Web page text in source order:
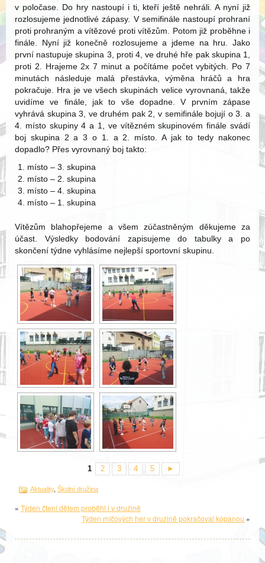
v poločase. Do hry nastoupí i ti, kteří ještě nehráli. A nyní již
rozlosujeme jednotlivé zápasy. V semifinále nastoupí prohraní
proti prohraným a vítězové proti vítězům. Potom již proběhne i
finále. Nyní již konečně rozlosujeme a jdeme na hru. Jako
první nastupuje skupina 3, proti 4, ve druhé hře pak skupina 1,
proti 2. Hrajeme 2x 7 minut a počítáme počet vybitých. Po 7
minutách následuje malá přestávka, výměna hráčů a hra
pokračuje. Hra je ve všech skupinách velice vyrovnaná, takže
uvidíme ve finále, jak to vše dopadne. V prvním zápase
vyhrává skupina 3, ve druhém pak 2, v semifinále bojují o 3. a
4. místo skupiny 4 a 1, ve vítězném skupinovém finále svádí
boj skupina 2 a 3 o 1. a 2. místo. A jak to tedy nakonec
dopadlo? Přes vyrovnaný boj takto:
místo – 3. skupina
místo – 2. skupina
místo – 4. skupina
místo – 1. skupina
Vítězům blahopřejeme a všem zúčastněným děkujeme za
účast. Výsledky bodování zapisujeme do tabulky a po
skončení týdne vyhlásíme nejlepší sportovní skupinu.
1 2 3 4 5 ►
Aktuality, Školní družina
« Týden čtení dětem proběhl i v družině
Týden míčových her v družině pokračoval kopanou »